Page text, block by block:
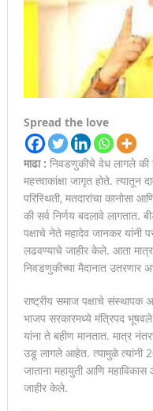
Spread the love
माढा : निवडणुकीचे वेध लागले की
महत्त्वाकांक्षा जागृत होते.
परिस्थिती, मतदारांचा कानोसा
की सर्व निर्णय बदलावे लागतात.
पक्षाचे नेते महादेव जानकर यांनी
लढवण्याचे जाहीर केले. आता
निवडणुकीच्या मैदानात उतरणार
राष्ट्रीय समाज पक्षाचे संस्थापक
भाजप सरकारमध्ये मंत्रिपद
यांना ते बहीण मानतात. मात्र
उडू लागले आहेत. त्यामुळे त्यांनी
जाताना महायुती आणि
जाहीर केले.